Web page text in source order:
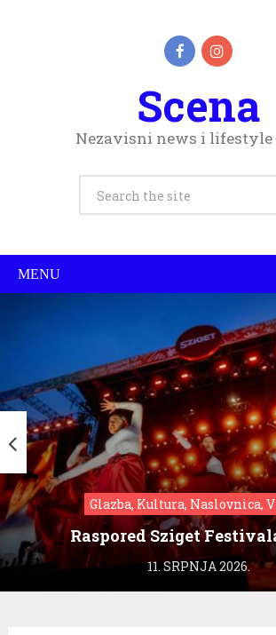
Scena
Nezavisni news i
MENU
Glazba, Kultura, Naslovnica,
Raspored Sziget
11. SRPNJA 2026.